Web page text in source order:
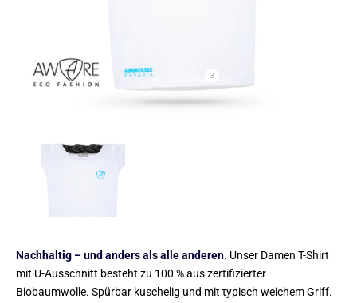
3
Nachhaltig – und anders als alle anderen. Unser Damen T-Shirt
mit U-Ausschnitt besteht zu 100 % aus zertifizierter
Biobaumwolle. Spürbar kuschelig und mit typisch weichem Griff.